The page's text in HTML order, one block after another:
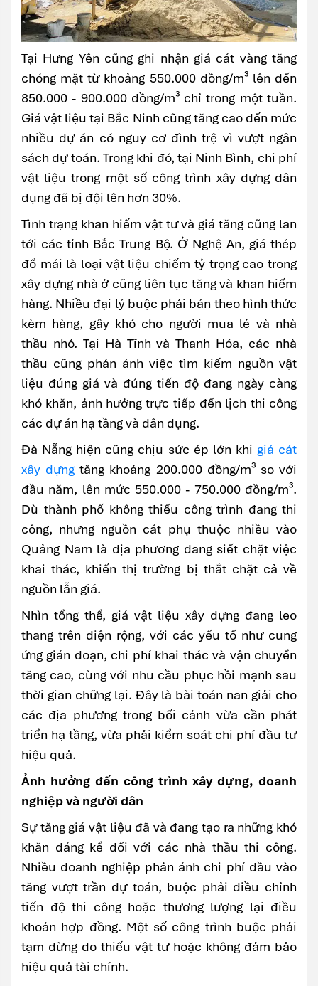
Tại Hưng Yên cũng ghi nhận giá cát vàng tăng
chóng mặt từ khoảng 550.000 đồng/m³ lên đến
850.000 - 900.000 đồng/m³ chỉ trong một tuần.
Giá vật liệu tại Bắc Ninh cũng tăng cao đến mức
nhiều dự án có nguy cơ đình trệ vì vượt ngân
sách dự toán. Trong khi đó, tại Ninh Bình, chi phí
vật liệu trong một số công trình xây dựng dân
dụng đã bị đội lên hơn 30%.
Tình trạng khan hiếm vật tư và giá tăng cũng lan
tới các tỉnh Bắc Trung Bộ. Ở Nghệ An, giá thép
đổ mái là loại vật liệu chiếm tỷ trọng cao trong
xây dựng nhà ở cũng liên tục tăng và khan hiếm
hàng. Nhiều đại lý buộc phải bán theo hình thức
kèm hàng, gây khó cho người mua lẻ và nhà
thầu nhỏ. Tại Hà Tĩnh và Thanh Hóa, các nhà
thầu cũng phản ánh việc tìm kiếm nguồn vật
liệu đúng giá và đúng tiến độ đang ngày càng
khó khăn, ảnh hưởng trực tiếp đến lịch thi công
các dự án hạ tầng và dân dụng.
Đà Nẵng hiện cũng chịu sức ép lớn khi giá cát
xây dựng tăng khoảng 200.000 đồng/m³ so với
đầu năm, lên mức 550.000 - 750.000 đồng/m³.
Dù thành phố không thiếu công trình đang thi
công, nhưng nguồn cát phụ thuộc nhiều vào
Quảng Nam là địa phương đang siết chặt việc
khai thác, khiến thị trường bị thắt chặt cả về
nguồn lẫn giá.
Nhìn tổng thể, giá vật liệu xây dựng đang leo
thang trên diện rộng, với các yếu tố như cung
ứng gián đoạn, chi phí khai thác và vận chuyển
tăng cao, cùng với nhu cầu phục hồi mạnh sau
thời gian chững lại. Đây là bài toán nan giải cho
các địa phương trong bối cảnh vừa cần phát
triển hạ tầng, vừa phải kiểm soát chi phí đầu tư
hiệu quả.
Ảnh hưởng đến công trình xây dựng, doanh
nghiệp và người dân
Sự tăng giá vật liệu đã và đang tạo ra những khó
khăn đáng kể đối với các nhà thầu thi công.
Nhiều doanh nghiệp phản ánh chi phí đầu vào
tăng vượt trần dự toán, buộc phải điều chỉnh
tiến độ thi công hoặc thương lượng lại điều
khoản hợp đồng. Một số công trình buộc phải
tạm dừng do thiếu vật tư hoặc không đảm bảo
hiệu quả tài chính.